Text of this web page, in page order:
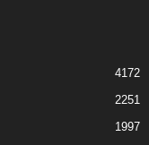
4172
2251
1997